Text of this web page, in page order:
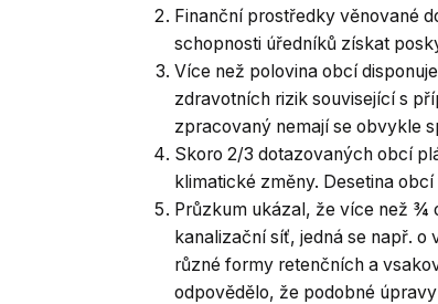
Finanční prostředky věnované
schopnosti úředníků získat
Více než polovina obcí
zdravotních rizik související s
zpracovaný nemají se obvykle
Skoro 2/3 dotazovaných obcí
klimatické změny. Desetina
Průzkum ukázal, že více než ¾
kanalizační síť, jedná se např.
různé formy retenčních a
odpovědělo, že podobné